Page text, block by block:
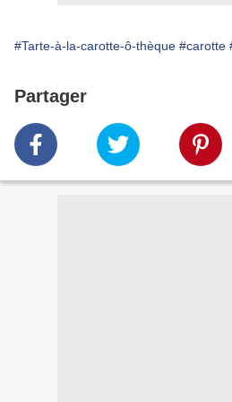
#Tarte-à-la-carotte-ô-thèque #carotte
Partager